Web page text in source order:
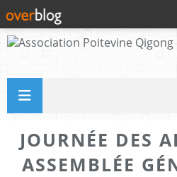
JOURNÉE DES
ASSEMBLÉE